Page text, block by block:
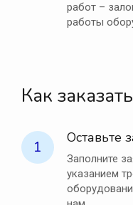
работ –
работы
Как заказать
1 Оставьте
Заполните
указанием